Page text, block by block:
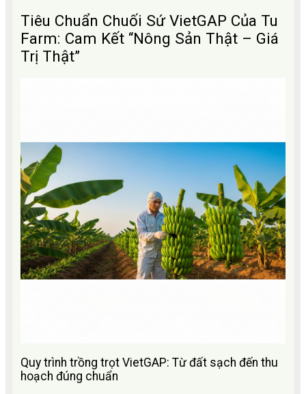
Tiêu Chuẩn Chuối Sứ VietGAP Của Tu
Farm: Cam Kết “Nông Sản Thật – Giá
Trị Thật”
Quy trình trồng trọt VietGAP: Từ đất sạch đến thu
hoạch đúng chuẩn